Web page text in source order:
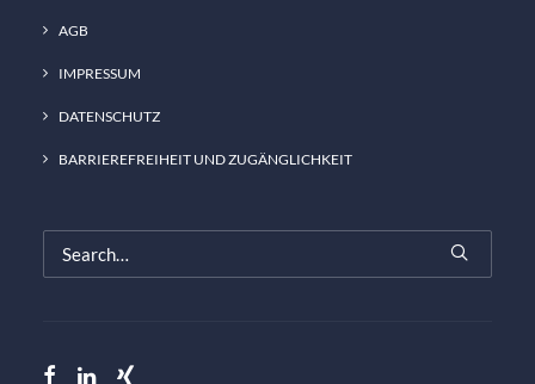
AGB
IMPRESSUM
DATENSCHUTZ
BARRIEREFREIHEIT UND ZUGÄNGLICHKEIT